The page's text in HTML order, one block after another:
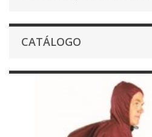
CATÁLOGO